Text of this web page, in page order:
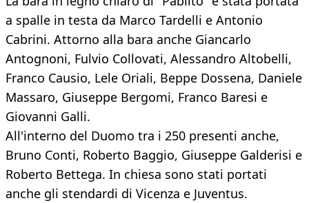
a spalle in testa da Marco Tardelli e Antonio
Cabrini. Attorno alla bara anche Giancarlo
Antognoni, Fulvio Collovati, Alessandro Altobelli,
Franco Causio, Lele Oriali, Beppe Dossena, Daniele
Massaro, Giuseppe Bergomi, Franco Baresi e
Giovanni Galli.
All'interno del Duomo tra i 250 presenti anche,
Bruno Conti, Roberto Baggio, Giuseppe Galderisi e
Roberto Bettega. In chiesa sono stati portati
anche gli stendardi di Vicenza e Juventus.